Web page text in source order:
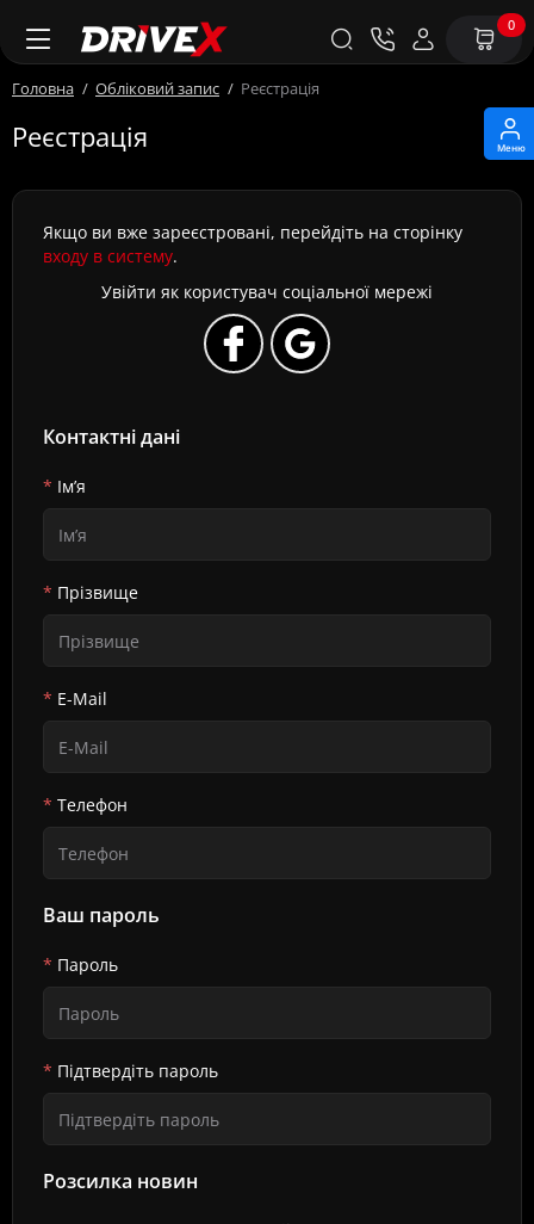
Меню
0
Головна Обліковий запис Реєстрація
Реєстрація
Якщо ви вже зареєстровані, перейдіть на сторінку
входу в систему.
Увійти як користувач соціальної мережі
Контактні дані
Ім’я
Прізвище
E-Mail
Телефон
Ваш пароль
Пароль
Підтвердіть пароль
Розсилка новин